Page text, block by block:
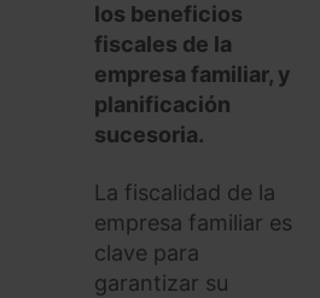
los beneficios
fiscales de la
empresa familiar, y
planificación
sucesoria.
La fiscalidad de la
empresa familiar es
clave para
garantizar su